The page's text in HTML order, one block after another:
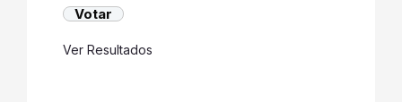
Ver Resultados